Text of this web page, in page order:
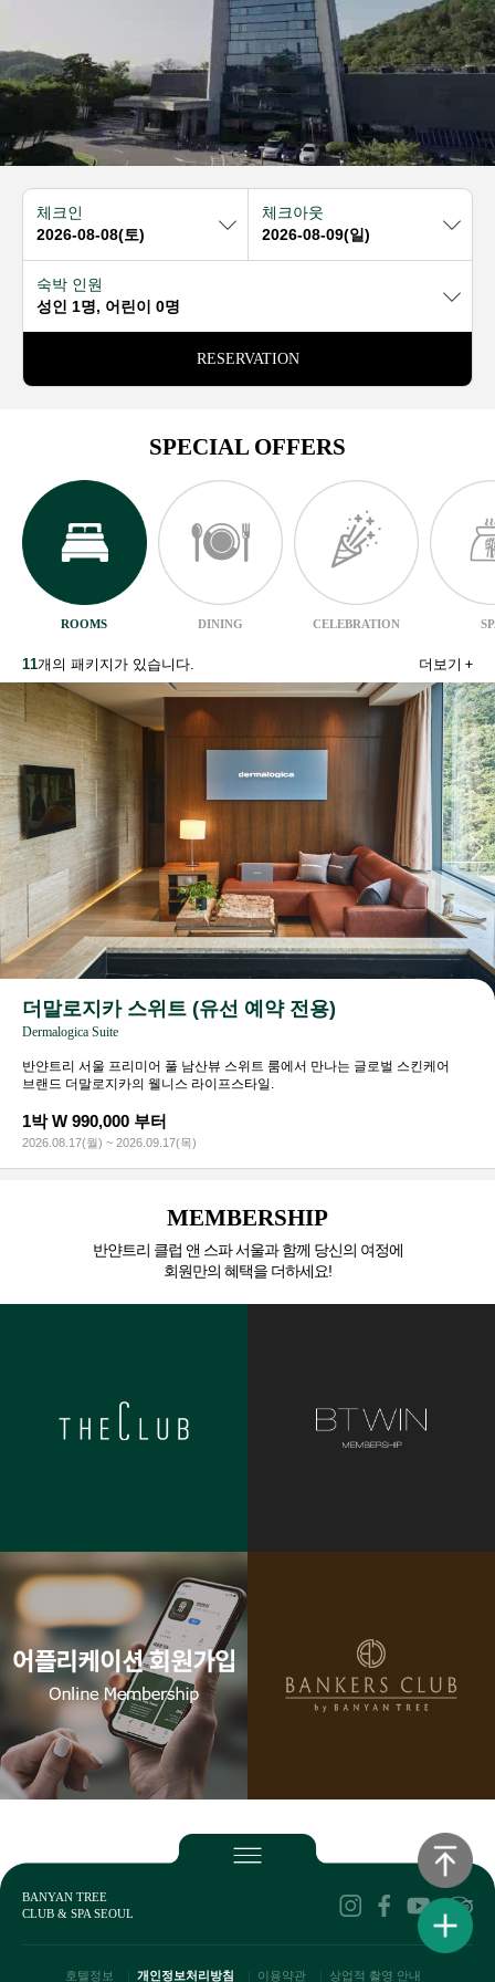
체크인 체크아웃
숙박 인원
성인 1명, 어린이 0명
RESERVATION
SPECIAL OFFERS
ROOMS DINING CELEBRATION
11개의 패키지가 있습니다.
더말로지카 스위트 (유선 예약 전용)
Dermalogica Suite
반얀트리 서울 프리미어 풀 남산뷰 스위트 룸에서 만나는 글로벌 스킨케어
브랜드 더말로지카의 웰니스 라이프스타일.
1박 W 990,000 부터
2026.08.17(월) ~ 2026.09.17(목)
더보기
MEMBERSHIP
반얀트리 클럽 앤 스파 서울과 함께 당신의 여정에
회원만의 혜택을 더하세요!
BANYAN TREE
CLUB & SPA SEOUL
호텔정보 개인정보처리방침 이용약관 상업적 촬영 안내